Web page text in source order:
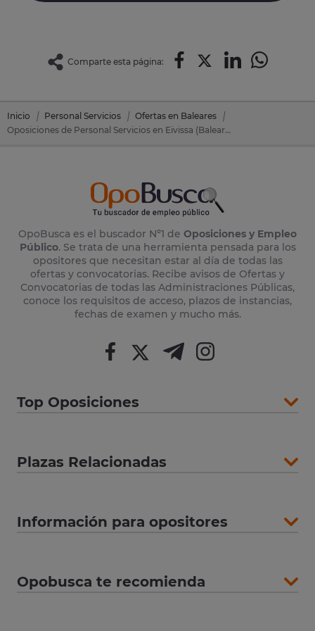
Comparte esta página:
Inicio Personal Servicios
Ofertas en Baleares
Oposiciones de Personal Servicios en Eivissa (Baleares)
OpoBusca es el buscador Nº1 de Oposiciones y Empleo
Público. Se trata de una herramienta pensada para los
opositores que necesitan estar al día de todas las
ofertas y convocatorias. Recibe avisos de Ofertas y
Convocatorias de todas las Administraciones Públicas,
conoce los requisitos de acceso, plazos de instancias,
fechas de examen y mucho más.
Top Oposiciones
Plazas Relacionadas
Información para opositores
Opobusca te recomienda